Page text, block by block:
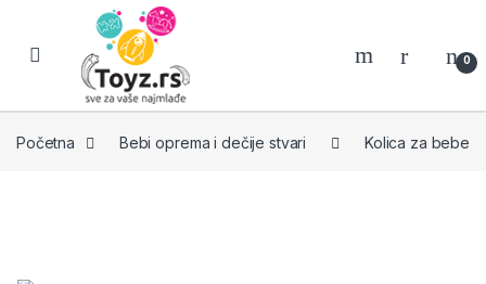
Skip to navigation
Skip to content
0
Početna Bebi oprema i dečije stvari Kolica za bebe